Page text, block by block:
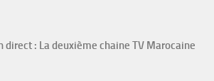
direct : La deuxième chaine TV Marocaine